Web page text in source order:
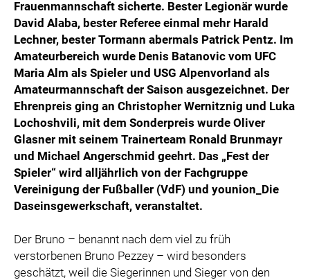
Frauenmannschaft sicherte. Bester Legionär wurde
David Alaba, bester Referee einmal mehr Harald
Lechner, bester Tormann abermals Patrick Pentz. Im
Amateurbereich wurde Denis Batanovic vom UFC
Maria Alm als Spieler und USG Alpenvorland als
Amateurmannschaft der Saison ausgezeichnet. Der
Ehrenpreis ging an Christopher Wernitznig und Luka
Lochoshvili, mit dem Sonderpreis wurde Oliver
Glasner mit seinem Trainerteam Ronald Brunmayr
und Michael Angerschmid geehrt. Das „Fest der
Spieler“ wird alljährlich von der Fachgruppe
Vereinigung der Fußballer (VdF) und younion_Die
Daseinsgewerkschaft, veranstaltet.
Der Bruno – benannt nach dem viel zu früh
verstorbenen Bruno Pezzey – wird besonders
geschätzt, weil die Siegerinnen und Sieger von den